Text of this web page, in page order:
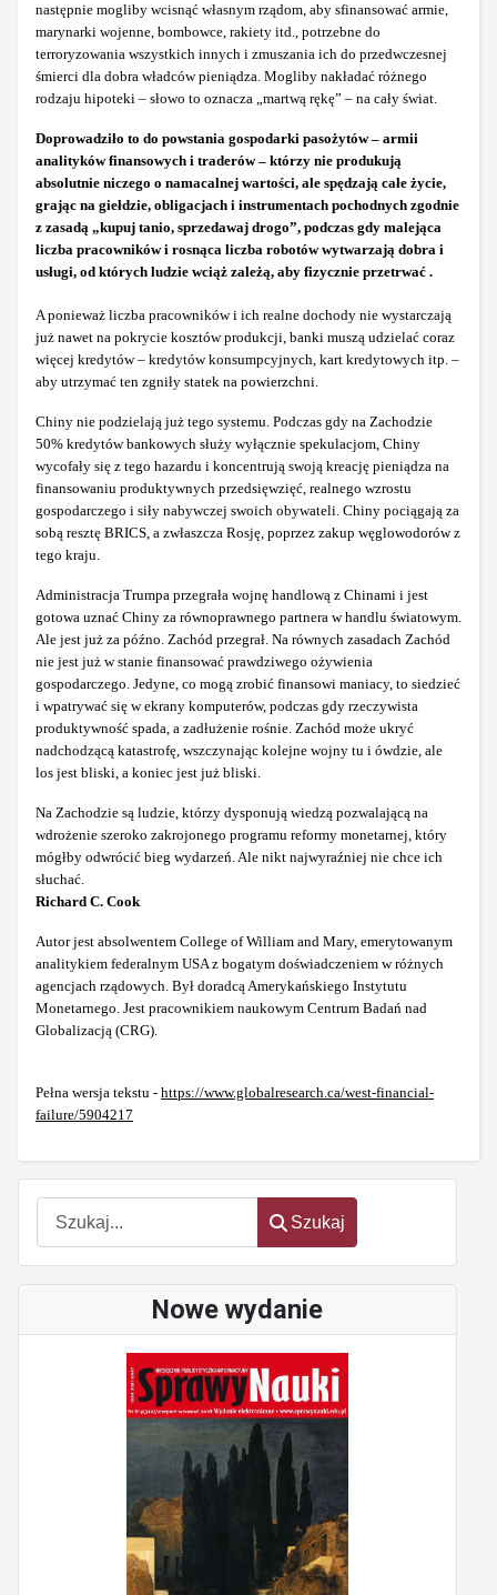
Szukaj
Szukaj
Nowe wydanie
następnie mogliby wcisnąć własnym rządom, aby sfinansować armie,
marynarki wojenne, bombowce, rakiety itd., potrzebne do
terroryzowania wszystkich innych i zmuszania ich do przedwczesnej
śmierci dla dobra władców pieniądza. Mogliby nakładać różnego
rodzaju hipoteki – słowo to oznacza „martwą rękę” – na cały świat.
Doprowadziło to do powstania gospodarki pasożytów – armii
analityków finansowych i traderów – którzy nie produkują
absolutnie niczego o namacalnej wartości, ale spędzają całe życie,
grając na giełdzie, obligacjach i instrumentach pochodnych zgodnie
z zasadą „kupuj tanio, sprzedawaj drogo”, podczas gdy malejąca
liczba pracowników i rosnąca liczba robotów wytwarzają dobra i
usługi, od których ludzie wciąż zależą, aby fizycznie przetrwać .
A ponieważ liczba pracowników i ich realne dochody nie wystarczają
już nawet na pokrycie kosztów produkcji, banki muszą udzielać coraz
więcej kredytów – kredytów konsumpcyjnych, kart kredytowych itp. –
aby utrzymać ten zgniły statek na powierzchni.
Chiny nie podzielają już tego systemu. Podczas gdy na Zachodzie
50% kredytów bankowych służy wyłącznie spekulacjom, Chiny
wycofały się z tego hazardu i koncentrują swoją kreację pieniądza na
finansowaniu produktywnych przedsięwzięć, realnego wzrostu
gospodarczego i siły nabywczej swoich obywateli. Chiny pociągają za
sobą resztę BRICS, a zwłaszcza Rosję, poprzez zakup węglowodorów z
tego kraju.
Administracja Trumpa przegrała wojnę handlową z Chinami i jest
gotowa uznać Chiny za równoprawnego partnera w handlu światowym.
Ale jest już za późno. Zachód przegrał. Na równych zasadach Zachód
nie jest już w stanie finansować prawdziwego ożywienia
gospodarczego. Jedyne, co mogą zrobić finansowi maniacy, to siedzieć
i wpatrywać się w ekrany komputerów, podczas gdy rzeczywista
produktywność spada, a zadłużenie rośnie. Zachód może ukryć
nadchodzącą katastrofę, wszczynając kolejne wojny tu i ówdzie, ale
los jest bliski, a koniec jest już bliski.
Na Zachodzie są ludzie, którzy dysponują wiedzą pozwalającą na
wdrożenie szeroko zakrojonego programu reformy monetarnej, który
mógłby odwrócić bieg wydarzeń. Ale nikt najwyraźniej nie chce ich
słuchać.
Richard C. Cook
Autor jest absolwentem College of William and Mary, emerytowanym
analitykiem federalnym USA z bogatym doświadczeniem w różnych
agencjach rządowych. Był doradcą Amerykańskiego Instytutu
Monetarnego. Jest pracownikiem naukowym Centrum Badań nad
Globalizacją (CRG).
Pełna wersja tekstu - https://www.globalresearch.ca/west-financial-
failure/5904217